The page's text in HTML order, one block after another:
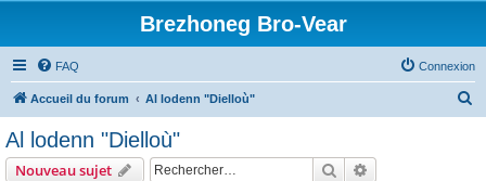
Brezhoneg Bro-Vear
FAQ Connexion
Accueil du forum Al lodenn "Dielloù"
Al lodenn "Dielloù"
Nouveau sujet Rechercher